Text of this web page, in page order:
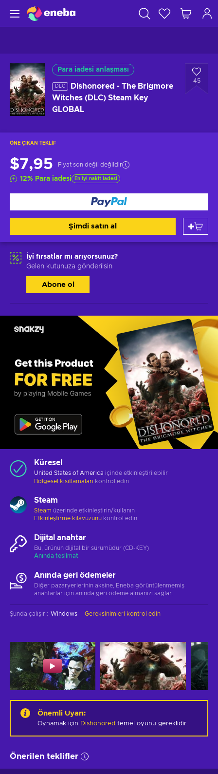
Para iadesi anlaşması
DLC
Dishonored - The Brigmore
Witches (DLC) Steam Key
GLOBAL
45
ÖNE ÇIKAN TEKLIF
$7,95 Fiyat son değil değildir
12% Para iadesi En iyi nakit iadesi
Şimdi satın al
İyi fırsatlar mı arıyorsunuz?
Gelen kutunuza gönderilsin
Abone ol
Küresel
United States of America içinde etkinleştirilebilir
Bölgesel kısıtlamaları kontrol edin
Steam
Steam üzerinde etkinleştirin/kullanın
Etkinleştirme kılavuzunu kontrol edin
Dijital anahtar
Bu, ürünün dijital bir sürümüdür (CD-KEY)
Anında teslimat
Anında geri ödemeler
Diğer pazaryerlerinin aksine, Eneba görüntülenmemiş
anahtarlar için anında geri ödeme almanızı sağlar.
Şunda çalışır:: Windows Gereksinimleri kontrol edin
Önemli Uyarı:
Oynamak için Dishonored temel oyunu gereklidir.
Önerilen teklifler